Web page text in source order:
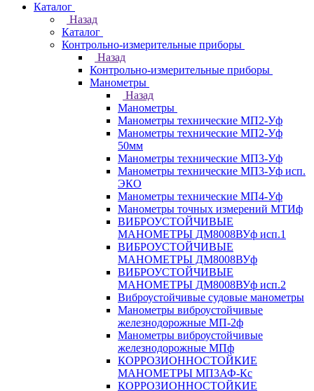
Каталог
Назад
Каталог
Контрольно-измерительные приборы
Назад
Контрольно-измерительные приборы
Манометры
Назад
Манометры
Манометры технические МП2-Уф
Манометры технические МП2-Уф
50мм
Манометры технические МП3-Уф
Манометры технические МП3-Уф исп.
ЭКО
Манометры технические МП4-Уф
Манометры точных измерений МТИф
ВИБРОУСТОЙЧИВЫЕ
МАНОМЕТРЫ ДМ8008ВУф исп.1
ВИБРОУСТОЙЧИВЫЕ
МАНОМЕТРЫ ДМ8008ВУф
ВИБРОУСТОЙЧИВЫЕ
МАНОМЕТРЫ ДМ8008ВУф исп.2
Виброустойчивые судовые манометры
Манометры виброустойчивые
железнодорожные МП-2ф
Манометры виброустойчивые
железнодорожные МПф
КОРРОЗИОННОСТОЙКИЕ
МАНОМЕТРЫ МП3АФ-Кс
КОРРОЗИОННОСТОЙКИЕ